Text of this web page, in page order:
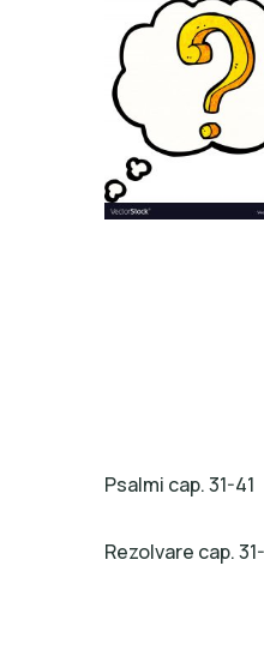
Psalmi cap. 31-41
Rezolvare cap.